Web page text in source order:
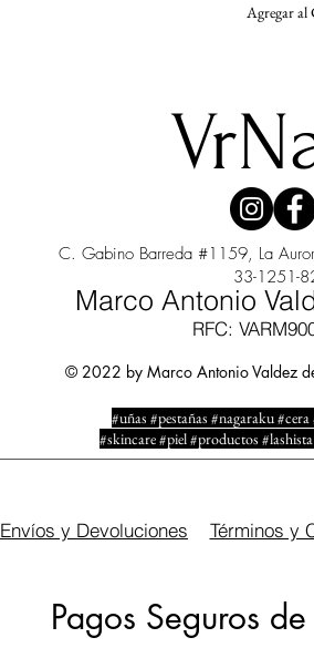
Agregar al
C. Gabino Barreda #1159, La
33-1251-
Marco Antonio
RFC:
© 2022 by Marco Antonio Valdez
#uñas #pestañas #nagaraku
#skincare #piel #productos
Envíos y Devoluciones Términos y
Pagos Seguros